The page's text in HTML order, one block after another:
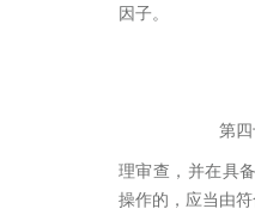
因子。
第
理审查，并在具
操作的，应当由